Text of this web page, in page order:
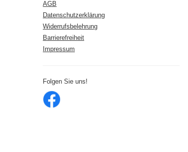
AGB
Datenschutzerklärung
Widerrufsbelehrung
Barrierefreiheit
Impressum
Folgen Sie uns!